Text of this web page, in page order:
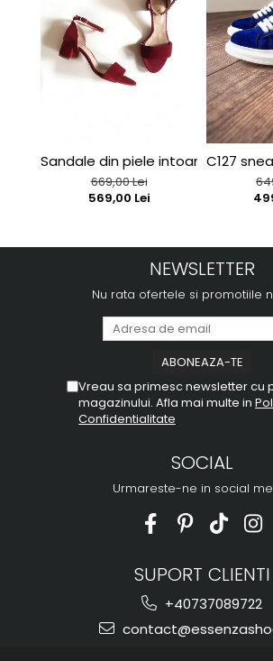
Sandale din piele intoarsa rosu-
669,00 Lei
569,00 Lei
C127
NEWSLETTER
Nu rata ofertele si promotiile
Vreau sa primesc newsletter cu
magazinului. Afla mai multe in
Confidentialitate
SOCIAL
Urmareste-ne in social
SUPORT CLIENTI
+40737089722